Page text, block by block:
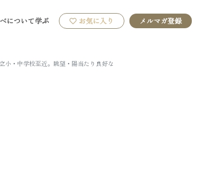
について学ぶ お気に入り メルマガ登録
小・中学校至近。眺望・陽当たり良好な